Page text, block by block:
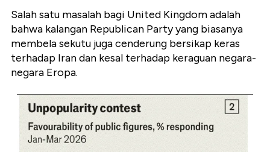
Salah satu masalah bagi United Kingdom adalah
bahwa kalangan Republican Party yang biasanya
membela sekutu juga cenderung bersikap keras
terhadap Iran dan kesal terhadap keraguan negara-
negara Eropa.